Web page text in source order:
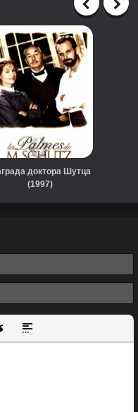
доктора Шутца
(1997)
смайликцитаты
Вставка спойлера